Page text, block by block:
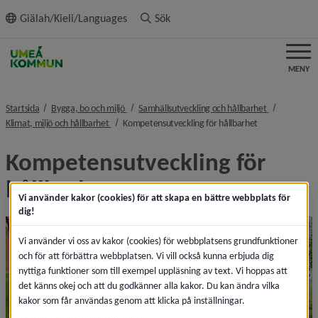
innehållet
Giälah/Kieli/Languages Sök
MENY
Startsida Bygga, bo och miljö nivå i brödsmulenavigeringen
Samhällsutveckling och hållbarhet nivå i
Klimat, miljö och hållbarhet nivå i brödsmulenavigeringen
Kompetensutveckling för hållbarhet
Kompetensutveckling för
hållbarhet
Vi använder kakor (cookies) för att skapa en bättre webbplats för
dig!
Vi använder vi oss av kakor (cookies) för webbplatsens grundfunktioner
och för att förbättra webbplatsen. Vi vill också kunna erbjuda dig
nyttiga funktioner som till exempel uppläsning av text. Vi hoppas att
det känns okej och att du godkänner alla kakor. Du kan ändra vilka
kakor som får användas genom att klicka på inställningar.